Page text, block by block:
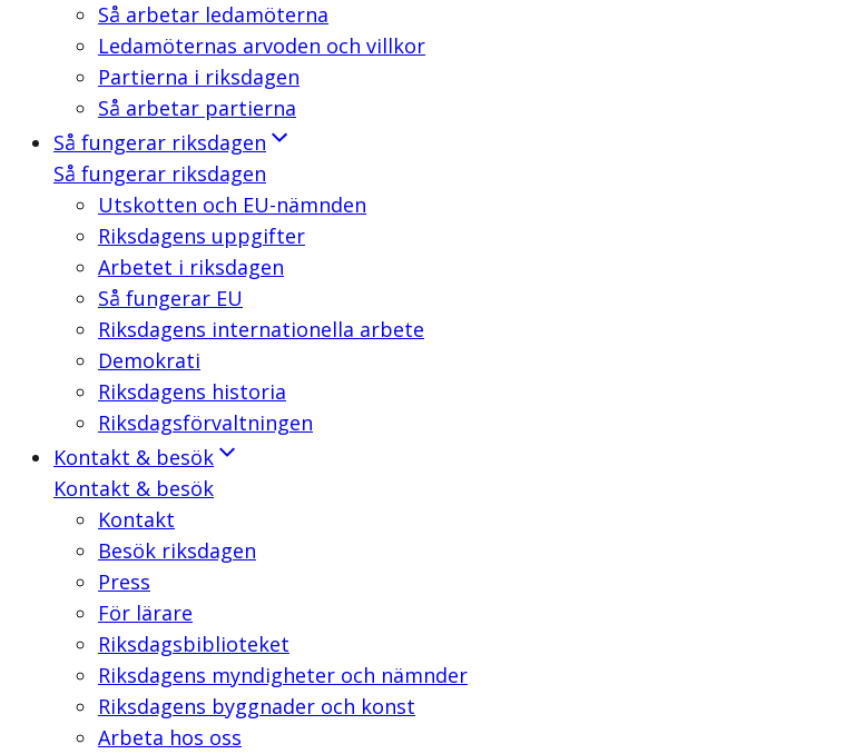
Så arbetar ledamöterna
Ledamöternas arvoden och villkor
Partierna i riksdagen
Så arbetar partierna
Så fungerar riksdagen
Så fungerar riksdagen
Utskotten och EU-nämnden
Riksdagens uppgifter
Arbetet i riksdagen
Så fungerar EU
Riksdagens internationella arbete
Demokrati
Riksdagens historia
Riksdagsförvaltningen
Kontakt & besök
Kontakt & besök
Kontakt
Besök riksdagen
Press
För lärare
Riksdagsbiblioteket
Riksdagens myndigheter och nämnder
Riksdagens byggnader och konst
Arbeta hos oss